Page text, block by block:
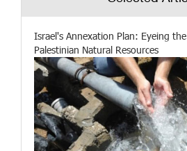
Israel's Annexation Plan: Eyeing
Palestinian Natural Resources